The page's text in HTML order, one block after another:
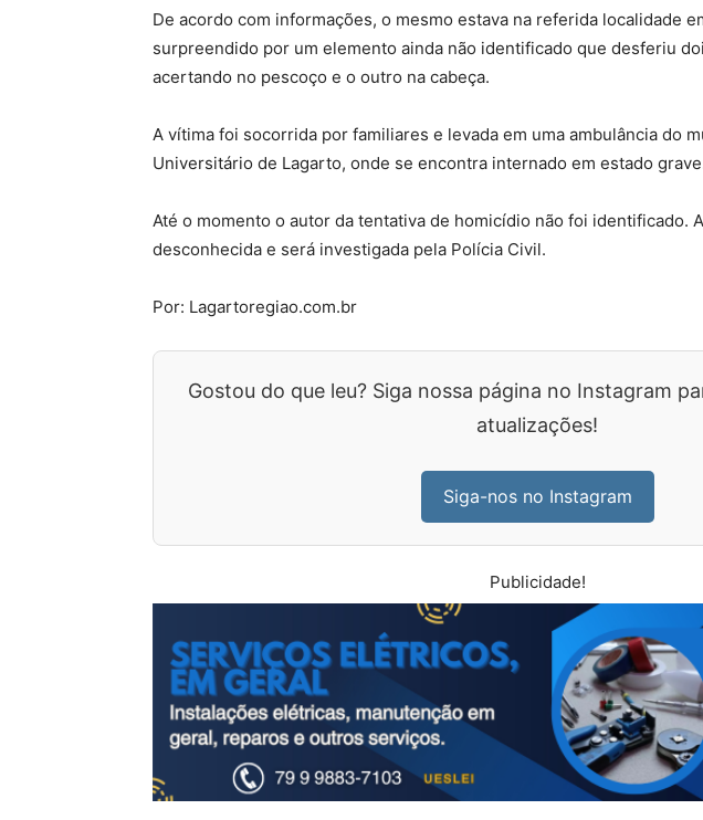
De acordo com informações, o mesmo estava na referida localidade
surpreendido por um elemento ainda não identificado que desferiu
acertando no pescoço e o outro na cabeça.
A vítima foi socorrida por familiares e levada em uma ambulância do
Universitário de Lagarto, onde se encontra internado em estado
Até o momento o autor da tentativa de homicídio não foi identificado.
desconhecida e será investigada pela Polícia Civil.
Por: Lagartoregiao.com.br
Gostou do que leu? Siga nossa página no Instagram
atualizações!
Siga-nos no Instagram
Publicidade!